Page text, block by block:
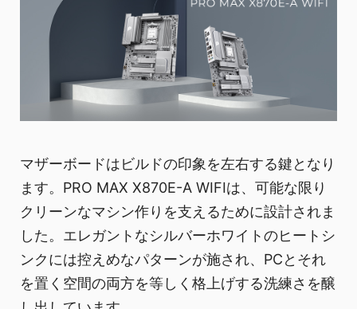
マザーボードはビルドの印象を左右する鍵となり
ます。PRO MAX X870E-A WIFIは、可能な限り
クリーンなマシン作りを支えるために設計されま
した。エレガントなシルバーホワイトのヒートシ
ンクには控えめなパターンが施され、PCとそれ
を置く空間の両方を等しく格上げする洗練さを醸